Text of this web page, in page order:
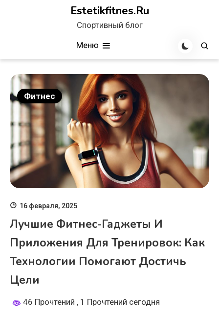
Estetikfitnes.Ru
Спортивный блог
Меню
Фитнес
16 февраля, 2025
Лучшие Фитнес-Гаджеты И
Приложения Для Тренировок: Как
Технологии Помогают Достичь
Цели
46 Прочтений , 1 Прочтений сегодня